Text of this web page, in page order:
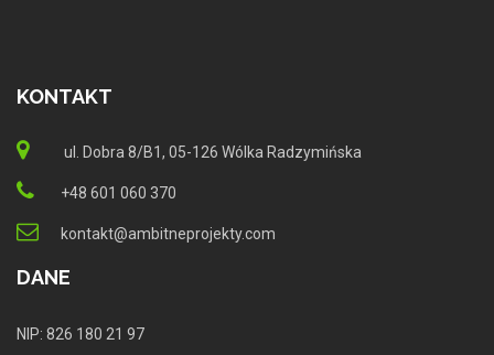
KONTAKT
ul. Dobra 8/B1, 05-126 Wólka Radzymińska
+48 601 060 370
kontakt@ambitneprojekty.com
DANE
NIP: 826 180 21 97